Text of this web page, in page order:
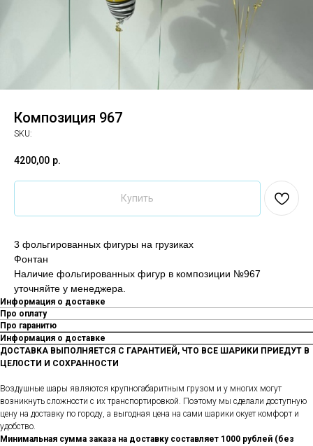
Композиция 967
SKU:
4200,00 р.
Купить
3 фольгированных фигуры на грузиках
Фонтан
Наличие фольгированных фигур в композиции №967
уточняйте у менеджера.
Информация о доставке
Про оплату
Про гаранитю
Информация о доставке
ДОСТАВКА ВЫПОЛНЯЕТСЯ С ГАРАНТИЕЙ, ЧТО ВСЕ ШАРИКИ ПРИЕДУТ В
ЦЕЛОСТИ И СОХРАННОСТИ
Воздушные шары являются крупногабаритным грузом и у многих могут
возникнуть сложности с их транспортировкой. Поэтому мы сделали доступную
цену на доставку по городу, а выгодная цена на сами шарики окует комфорт и
удобство.
Минимальная сумма заказа на доставку составляет 1000 рублей (без